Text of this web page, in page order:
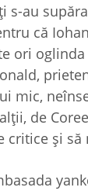
s-au
că
ori
mic,
de
critice şi